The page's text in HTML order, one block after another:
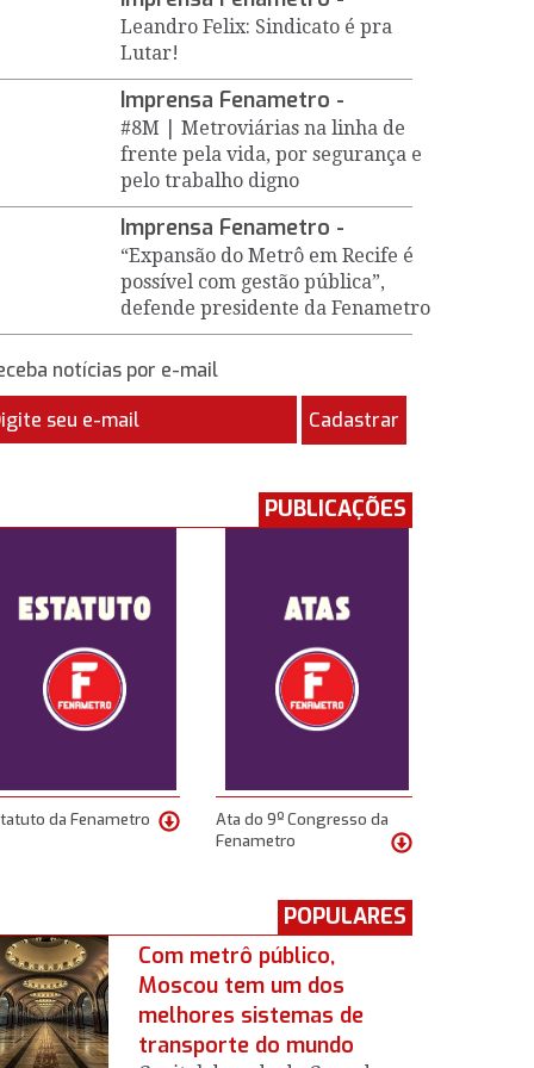
Leandro Felix: Sindicato é pra
Lutar!
Imprensa Fenametro -
#8M | Metroviárias na linha de
frente pela vida, por segurança e
pelo trabalho digno
Imprensa Fenametro -
“Expansão do Metrô em Recife é
possível com gestão pública”,
defende presidente da Fenametro
notícias por e-mail
Cadastrar
PUBLICAÇÕES
da Fenametro
Ata do 9º Congresso da
Fenametro
POPULARES
Com metrô público,
Moscou tem um dos
melhores sistemas de
transporte do mundo